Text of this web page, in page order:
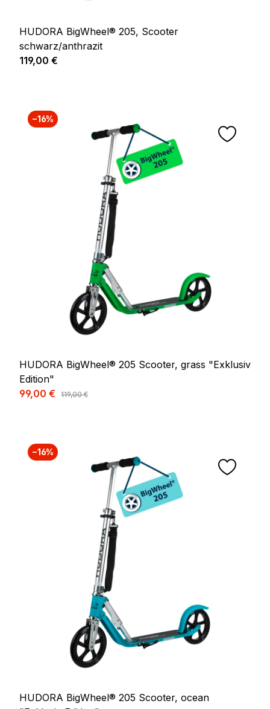
HUDORA BigWheel® 205, Scooter
schwarz/anthrazit
Regulärer Preis:
119,00 €
−16%
HUDORA BigWheel® 205 Scooter, grass "Exklusiv
Edition"
Verkaufspreis:
99,00 € Regulärer Preis:
119,00 €
−16%
HUDORA BigWheel® 205 Scooter, ocean